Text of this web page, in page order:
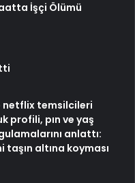
İşçi Ölümü
netflix temsilcileri
profili, pın ve yaş
anlattı:
taşın altına koyması